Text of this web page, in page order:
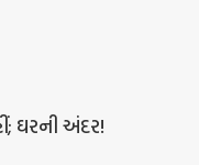
ઘરની અંદર!